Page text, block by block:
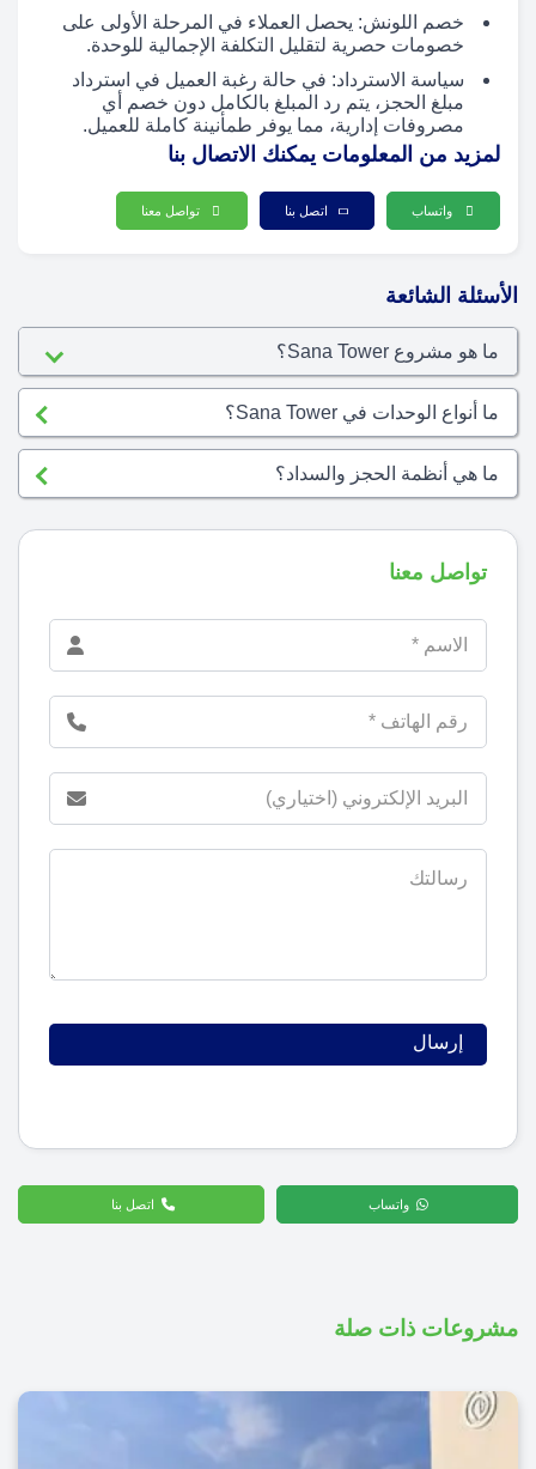
خصم اللونش: يحصل العملاء في المرحلة الأولى على
خصومات حصرية لتقليل التكلفة الإجمالية للوحدة.
سياسة الاسترداد: في حالة رغبة العميل في استرداد
مبلغ الحجز، يتم رد المبلغ بالكامل دون خصم أي
مصروفات إدارية، مما يوفر طمأنينة كاملة للعميل.
لمزيد من المعلومات يمكنك الاتصال بنا
واتساب اتصل بنا تواصل معنا
الأسئلة الشائعة
ما هو مشروع Sana Tower؟
ما أنواع الوحدات في Sana Tower؟
ما هي أنظمة الحجز والسداد؟
تواصل معنا
واتساب اتصل بنا
مشروعات ذات صلة